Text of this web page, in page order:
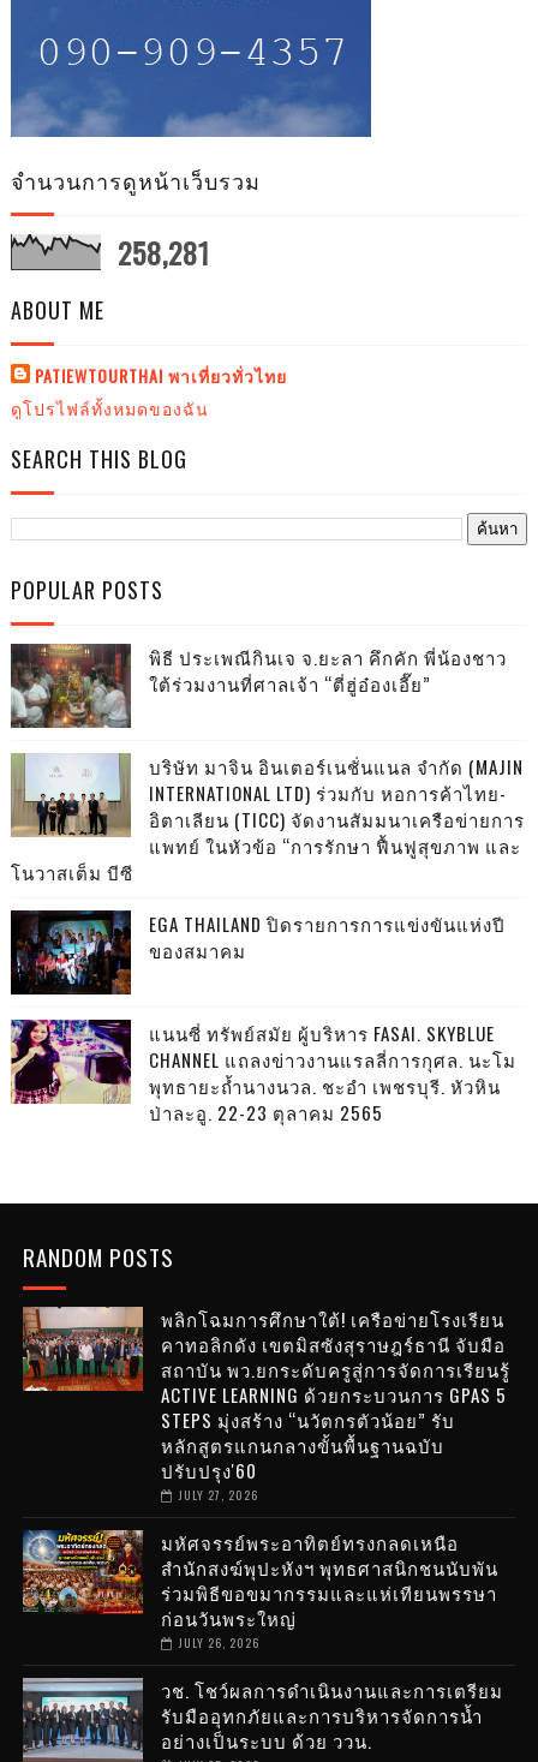
จำนวนการดูหน้าเว็บรวม
258,281
ABOUT ME
PATIEWTOURTHAI พาเที่ยวทั่วไทย
ดูโปรไฟล์ทั้งหมดของฉัน
SEARCH THIS BLOG
POPULAR POSTS
พิธี ประเพณีกินเจ จ.ยะลา คึกคัก พี่น้องชาว
ใต้ร่วมงานที่ศาลเจ้า “ตี่ฮู่อ๋องเอี๊ย”
บริษัท มาจิน อินเตอร์เนชั่นแนล จำกัด (MAJIN
INTERNATIONAL LTD) ร่วมกับ หอการค้าไทย-
อิตาเลียน (TICC) จัดงานสัมมนาเครือข่ายการ
แพทย์ ในหัวข้อ “การรักษา ฟื้นฟูสุขภาพ และ
โนวาสเต็ม บีซี
EGA THAILAND ปิดรายการการแข่งขันแห่งปี
ของสมาคม
แนนซี่ ทรัพย์สมัย ผู้บริหาร FASAI. SKYBLUE
CHANNEL แถลงข่าวงานแรลลี่การกุศล. นะโม
พุทธายะถ้ำนางนวล. ชะอำ เพชรบุรี. หัวหิน
ป่าละอู. 22-23 ตุลาคม 2565
RANDOM POSTS
พลิกโฉมการศึกษาใต้! เครือข่ายโรงเรียน
คาทอลิกดัง เขตมิสซังสุราษฎร์ธานี จับมือ
สถาบัน พว.ยกระดับครูสู่การจัดการเรียนรู้
ACTIVE LEARNING ด้วยกระบวนการ GPAS 5
STEPS มุ่งสร้าง “นวัตกรตัวน้อย” รับ
หลักสูตรแกนกลางขั้นพื้นฐานฉบับ
ปรับปรุง'60
JULY 27, 2026
มหัศจรรย์พระอาทิตย์ทรงกลดเหนือ
สำนักสงฆ์พุปะหังฯ พุทธศาสนิกชนนับพัน
ร่วมพิธีขอขมากรรมและแห่เทียนพรรษา
ก่อนวันพระใหญ่
JULY 26, 2026
วช. โชว์ผลการดำเนินงานและการเตรียม
รับมืออุทกภัยและการบริหารจัดการน้ำ
อย่างเป็นระบบ ด้วย ววน.